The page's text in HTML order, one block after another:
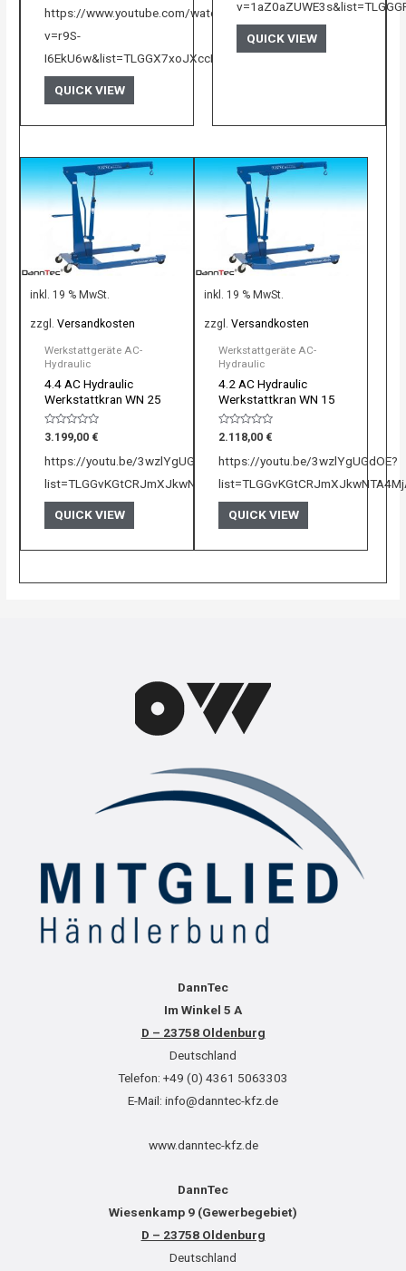
0
von
https://www.youtube.com/watch?
v=r9S-
I6EkU6w&list=TLGGX7xoJXccR9MyODA3MjAyNQ&t=1s
QUICK VIEW
QUICK VIEW
inkl. 19 % MwSt.
zzgl.Versandkosten
Werkstattgeräte AC-
Hydraulic
4.4 AC Hydraulic
Werkstattkran WN 25
Bewertet
mit
0
von
3.199,00 €
https://youtu.be/3wzlYgUGdOE?
list=TLGGvKGtCRJmXJkwNTA4MjAyNQ
QUICK VIEW
inkl. 19 % MwSt.
zzgl. Versandkosten
Werkstattgeräte AC-
Hydraulic
4.2 AC Hydraulic
Werkstattkran WN 15
Bewertet
mit
0
von
2.118,00 €
https://youtu.be/3wzlYgUGdOE?
QUICK VIEW
DannTec
Im Winkel 5 A
D – 23758 Oldenburg
Deutschland
Telefon: +49 (0) 4361 5063303
E-Mail: info@danntec-kfz.de
www.danntec-kfz.de
DannTec
Wiesenkamp 9 (Gewerbegebiet)
D – 23758 Oldenburg
Deutschland